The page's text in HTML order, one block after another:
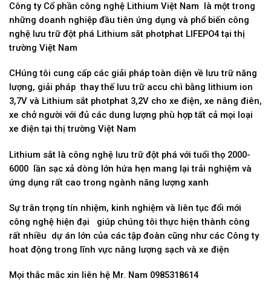
Công ty Cổ phần công nghệ Lithium Việt Nam là một trong
những doanh nghiệp đầu tiên ứng dụng và phổ biến công
nghệ lưu trữ đột phá Lithium săt photphat LIFEPO4 tại thị
trường Việt Nam
CHúng tôi cung cấp các giải pháp toàn diện về lưu trữ năng
lượng, giải pháp thay thế lưu trữ accu chì bằng lithium ion
3,7V và Lithium sắt photphat 3,2V cho xe điện, xe nâng điên,
xe chở người với đủ các dung lượng phù hợp tất cả mọi loại
xe điện tại thị trường Việt Nam
Lithium sắt là công nghệ lưu trữ đột phá với tuổi thọ 2000-
6000 lần sạc xả dòng lớn hứa hẹn mang lại trải nghiệm và
ứng dụng rất cao trong ngành năng lượng xanh
Sự trân trọng tín nhiệm, kinh nghiệm và liên tục đổi mới
công nghệ hiện đại giúp chúng tôi thực hiện thành công
rất nhiều dự án lớn của các tập đoàn cũng như các Công ty
hoat động trong lĩnh vực năng lượng sạch và xe điện
Mọi thắc mắc xin liên hệ Mr. Nam 0985318614